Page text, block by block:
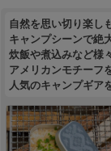
自然を思い切り楽し
キャンプシーンで絶
炊飯や煮込みなど様
アメリカンモチーフ
人気のキャンプギア